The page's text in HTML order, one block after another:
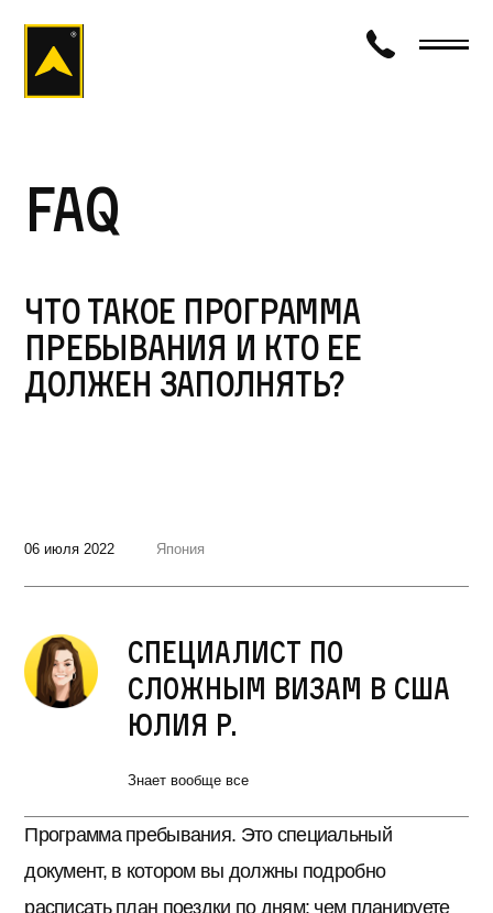
FAQ
Что такое программа
пребывания и кто ее
должен заполнять?
06 июля 2022 Япония
Специалист по
сложным визам в США
Юлия Р.
Знает вообще все
Программа пребывания. Это специальный
документ, в котором вы должны подробно
расписать план поездки по дням: чем планируете